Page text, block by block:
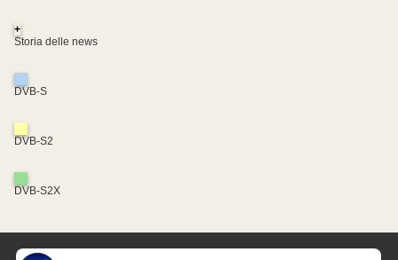
+
Storia delle news
DVB-S
DVB-S2
DVB-S2X